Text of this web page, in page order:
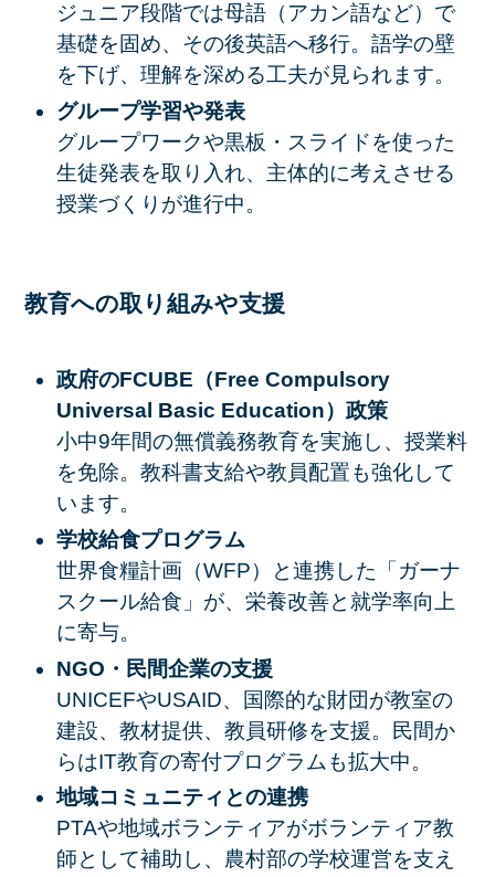
ジュニア段階では母語（アカン語など）で
基礎を固め、その後英語へ移行。語学の壁
を下げ、理解を深める工夫が見られます。
グループ学習や発表
グループワークや黒板・スライドを使った
生徒発表を取り入れ、主体的に考えさせる
授業づくりが進行中。
教育への取り組みや支援
政府のFCUBE（Free Compulsory
Universal Basic Education）政策
小中9年間の無償義務教育を実施し、授業料
を免除。教科書支給や教員配置も強化して
います。
学校給食プログラム
世界食糧計画（WFP）と連携した「ガーナ
スクール給食」が、栄養改善と就学率向上
に寄与。
NGO・民間企業の支援
UNICEFやUSAID、国際的な財団が教室の
建設、教材提供、教員研修を支援。民間か
らはIT教育の寄付プログラムも拡大中。
地域コミュニティとの連携
PTAや地域ボランティアがボランティア教
師として補助し、農村部の学校運営を支え